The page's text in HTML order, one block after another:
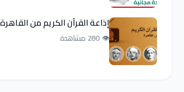
إذاعة القرآن الكريم من
👁 280 مشاهدة